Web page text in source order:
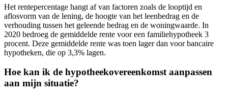
Het rentepercentage hangt af van factoren zoals de looptijd en
aflosvorm van de lening, de hoogte van het leenbedrag en de
verhouding tussen het geleende bedrag en de woningwaarde. In
2020 bedroeg de gemiddelde rente voor een familiehypotheek 3
procent. Deze gemiddelde rente was toen lager dan voor bancaire
hypotheken, die op 3,3% lagen.
Hoe kan ik de hypotheekovereenkomst aanpassen
aan mijn situatie?